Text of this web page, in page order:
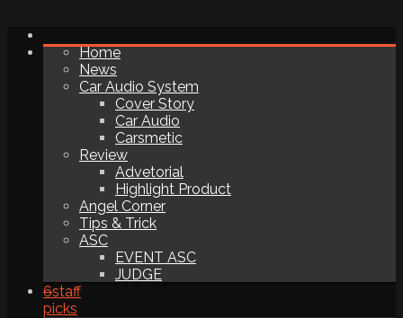
Home
News
Car Audio System
Cover Story
Car Audio
Carsmetic
Review
Advetorial
Highlight Product
Angel Corner
Tips & Trick
ASC
EVENT ASC
JUDGE
6staff
picks